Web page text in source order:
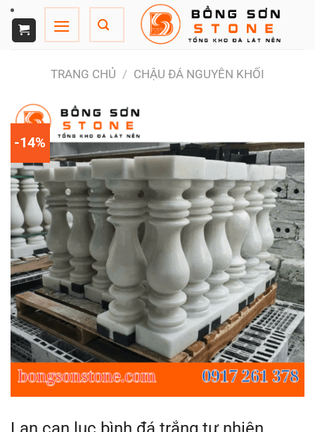
Chuyển
đến
nội
TRANG CHỦ / CHẬU ĐÁ NGUYÊN KHỐI
-14%